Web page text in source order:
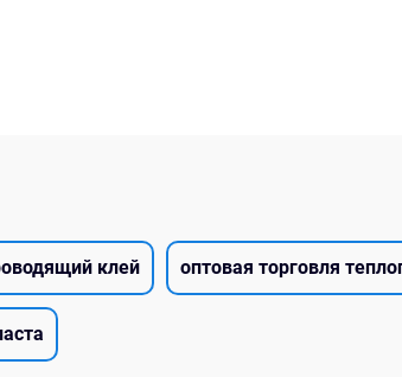
клей оптовая торговля